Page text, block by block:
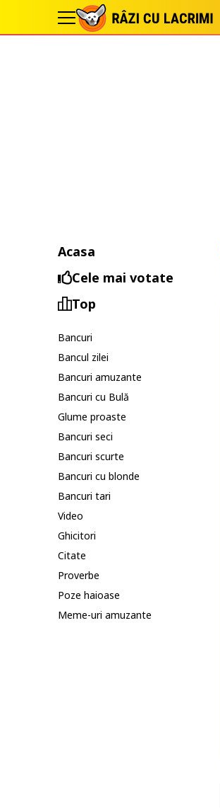
Acasa
Cele mai votate
Top
Bancuri
Bancul zilei
Bancuri amuzante
Bancuri cu Bulă
Glume proaste
Bancuri seci
Bancuri scurte
Bancuri cu blonde
Bancuri tari
Video
Ghicitori
Citate
Proverbe
Poze haioase
Meme-uri amuzante